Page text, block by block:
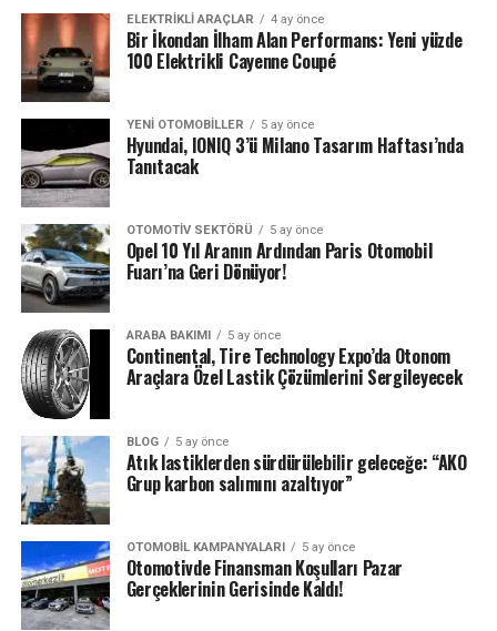
ELEKTRIKLI ARAÇLAR 4 ay önce
Bir İkondan İlham Alan Performans: Yeni yüzde
100 Elektrikli Cayenne Coupé
YENI OTOMOBILLER 5 ay önce
Hyundai, IONIQ 3’ü Milano Tasarım Haftası’nda
Tanıtacak
OTOMOTIV SEKTÖRÜ 5 ay önce
Opel 10 Yıl Aranın Ardından Paris Otomobil
Fuarı’na Geri Dönüyor!
ARABA BAKIMI 5 ay önce
Continental, Tire Technology Expo’da Otonom
Araçlara Özel Lastik Çözümlerini Sergileyecek
BLOG 5 ay önce
Atık lastiklerden sürdürülebilir geleceğe: “AKO
Grup karbon salımını azaltıyor”
OTOMOBIL KAMPANYALARI 5 ay önce
Otomotivde Finansman Koşulları Pazar
Gerçeklerinin Gerisinde Kaldı!